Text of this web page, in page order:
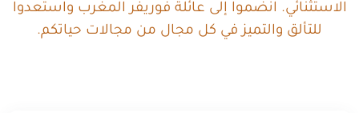
الاستثنائي. انضموا إلى عائلة فوريفر المغرب واستعدوا
للتألق والتميز في كل مجال من مجالات حياتكم.